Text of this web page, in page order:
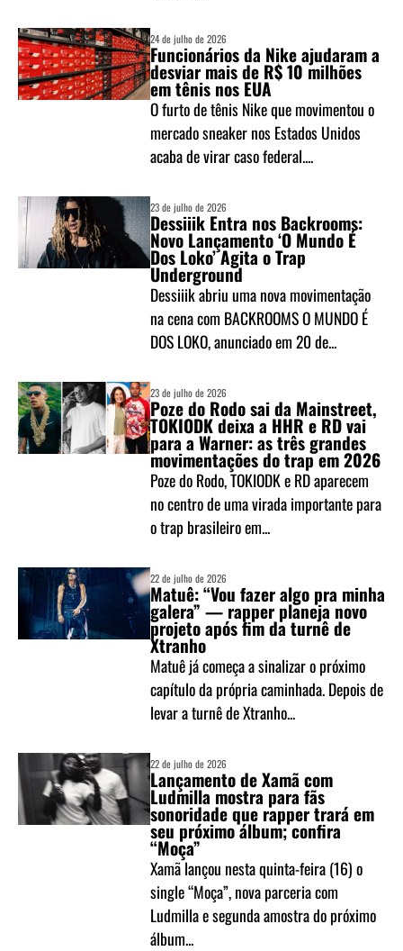
24 de julho de 2026
Funcionários da Nike ajudaram a
desviar mais de R$ 10 milhões
em tênis nos EUA
O furto de tênis Nike que movimentou o
mercado sneaker nos Estados Unidos
acaba de virar caso federal....
23 de julho de 2026
Dessiiik Entra nos Backrooms:
Novo Lançamento ‘O Mundo É
Dos Loko’ Agita o Trap
Underground
Dessiiik abriu uma nova movimentação
na cena com BACKROOMS O MUNDO É
DOS LOKO, anunciado em 20 de...
23 de julho de 2026
Poze do Rodo sai da Mainstreet,
TOKIODK deixa a HHR e RD vai
para a Warner: as três grandes
movimentações do trap em 2026
Poze do Rodo, TOKIODK e RD aparecem
no centro de uma virada importante para
o trap brasileiro em...
22 de julho de 2026
Matuê: “Vou fazer algo pra minha
galera” — rapper planeja novo
projeto após fim da turnê de
Xtranho
Matuê já começa a sinalizar o próximo
capítulo da própria caminhada. Depois de
levar a turnê de Xtranho...
22 de julho de 2026
Lançamento de Xamã com
Ludmilla mostra para fãs
sonoridade que rapper trará em
seu próximo álbum; confira
“Moça”
Xamã lançou nesta quinta-feira (16) o
single “Moça”, nova parceria com
Ludmilla e segunda amostra do próximo
álbum...